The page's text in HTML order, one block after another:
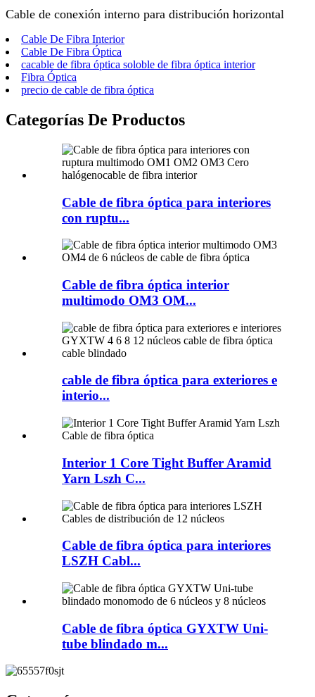
Cable de conexión interno para distribución horizontal
Cable De Fibra Interior
Cable De Fibra Óptica
cacable de fibra óptica soloble de fibra óptica interior
Fibra Óptica
precio de cable de fibra óptica
Categorías De Productos
Cable de fibra óptica para interiores
con ruptu...
Cable de fibra óptica interior
multimodo OM3 OM...
cable de fibra óptica para exteriores e
interio...
Interior 1 Core Tight Buffer Aramid
Yarn Lszh C...
Cable de fibra óptica para interiores
LSZH Cabl...
Cable de fibra óptica GYXTW Uni-
tube blindado m...